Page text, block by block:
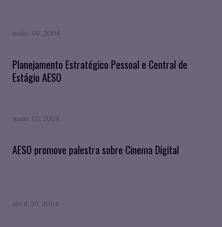
maio. 06, 2004
Planejamento Estratégico Pessoal e Central de
Estágio AESO
maio. 03, 2004
AESO promove palestra sobre Cinema Digital
abril. 30, 2004